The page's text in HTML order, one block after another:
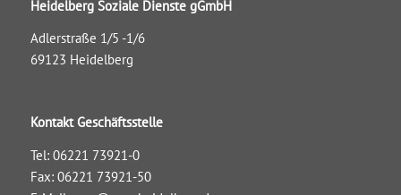
Heidelberg Soziale Dienste gGmbH
Adlerstraße 1/5 -1/6
69123 Heidelberg
Kontakt Geschäftsstelle
Tel: 06221 73921-0
Fax: 06221 73921-50